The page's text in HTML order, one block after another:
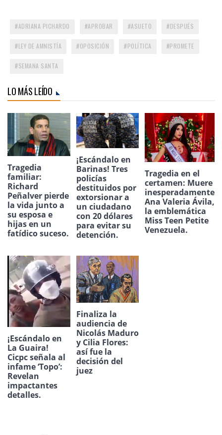
ADRIANA PICHARDO APROBAR ASUETO DESPUÉS
LEY DE AMNISTÍA OPOSICIÓN POLÍTICA PROMETE
SEMANA SANTA
LO MÁS LEÍDO
Tragedia
familiar:
Richard
Peñalver pierde
la vida junto a
su esposa e
hijas en un
fatídico suceso.
¡Escándalo en
Barinas! Tres
policías
destituidos por
extorsionar a
un ciudadano
con 20 dólares
para evitar su
detención.
Tragedia en el
certamen: Muere
inesperadamente
Ana Valeria Ávila,
la emblemática
Miss Teen Petite
Venezuela.
¡Escándalo en
La Guaira!
Cicpc señala al
infame ‘Topo’:
Revelan
impactantes
detalles.
Finaliza la
audiencia de
Nicolás Maduro
y Cilia Flores:
así fue la
decisión del
juez